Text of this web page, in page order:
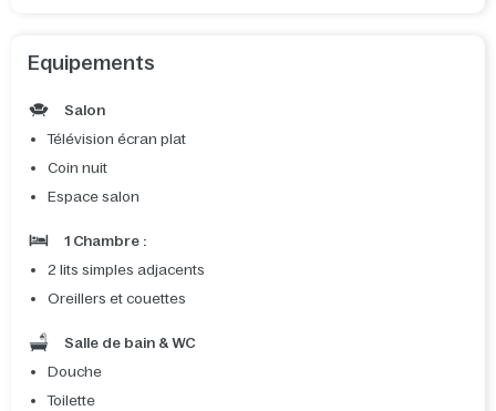
Equipements
Salon
Télévision écran plat
Coin nuit
Espace salon
1 Chambre :
2 lits simples adjacents
Oreillers et couettes
Salle de bain & WC
Douche
Toilette